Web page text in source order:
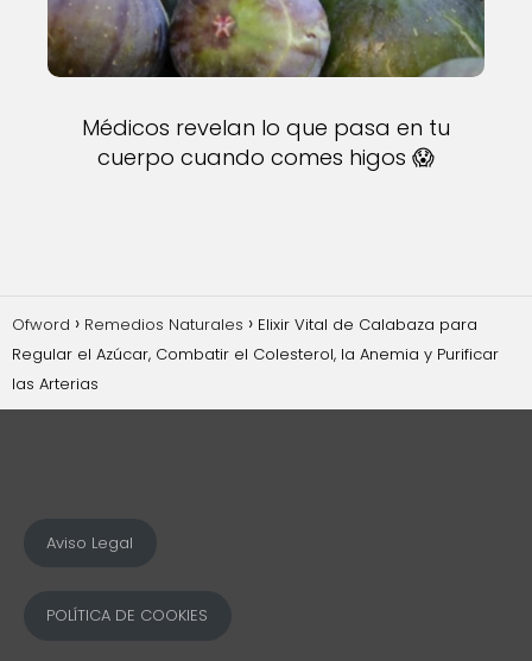
Médicos revelan lo que pasa en tu
cuerpo cuando comes higos 😱
Ofword Remedios Naturales
Elixir Vital de Calabaza para
Regular el Azúcar, Combatir el Colesterol, la Anemia y Purificar
las Arterias
Aviso Legal
POLÍTICA DE COOKIES